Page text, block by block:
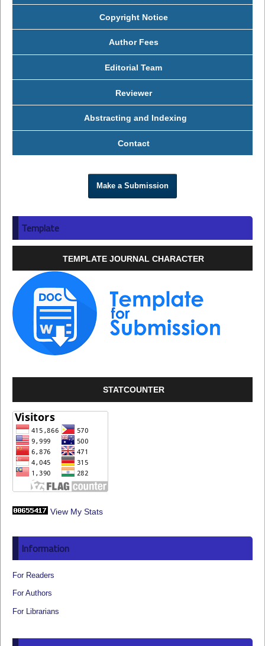
Copyright Notice
Author Fees
Editorial Team
Reviewer
Abstracting and Indexing
Contact
Make a Submission
Template
TEMPLATE JOURNAL CHARACTER
STATCOUNTER
View My Stats
Information
For Readers
For Authors
For Librarians